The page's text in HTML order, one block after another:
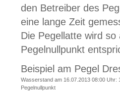
den Betreiber des
eine lange Zeit
Die Pegellatte wird
Pegelnullpunkt
Beispiel am Pegel
Wasserstand am 16.07.2013 08:00 Uhr:
Pegelnullpunkt